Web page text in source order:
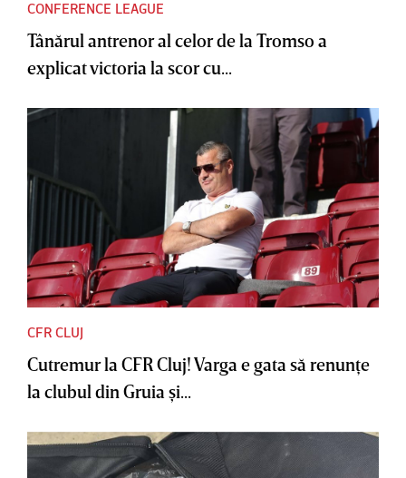
CONFERENCE LEAGUE
Tânărul antrenor al celor de la Tromso a
explicat victoria la scor cu...
CFR CLUJ
Cutremur la CFR Cluj! Varga e gata să renunţe
la clubul din Gruia şi...